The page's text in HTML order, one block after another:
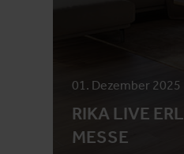
01. Dezember 2025
RIKA LIVE
MESSE